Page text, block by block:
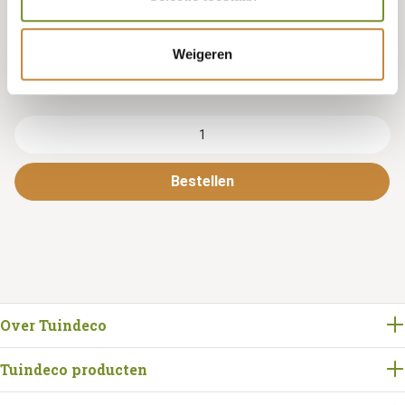
Weigeren
Lengte
Bestellen
Over Tuindeco
Tuindeco producten